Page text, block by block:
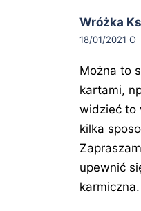
Wróżka
18/01/2021 O
Można to
kartami,
widzieć to
kilka
upewnić
karmiczna.